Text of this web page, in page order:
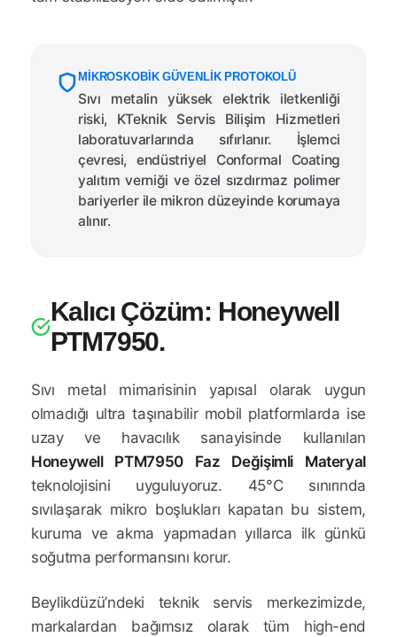
MIKROSKOBIK GÜVENLIK PROTOKOLÜ
Sıvı metalin yüksek elektrik iletkenliği
riski, KTeknik Servis Bilişim Hizmetleri
laboratuvarlarında sıfırlanır. İşlemci
çevresi, endüstriyel Conformal Coating
yalıtım verniği ve özel sızdırmaz polimer
bariyerler ile mikron düzeyinde korumaya
alınır.
Kalıcı Çözüm: Honeywell
PTM7950.
Sıvı metal mimarisinin yapısal olarak uygun
olmadığı ultra taşınabilir mobil platformlarda ise
uzay ve havacılık sanayisinde kullanılan
Honeywell PTM7950 Faz Değişimli Materyal
teknolojisini uyguluyoruz. 45°C sınırında
sıvılaşarak mikro boşlukları kapatan bu sistem,
kuruma ve akma yapmadan yıllarca ilk günkü
soğutma performansını korur.
Beylikdüzü’ndeki teknik servis merkezimizde,
markalardan bağımsız olarak tüm high-end